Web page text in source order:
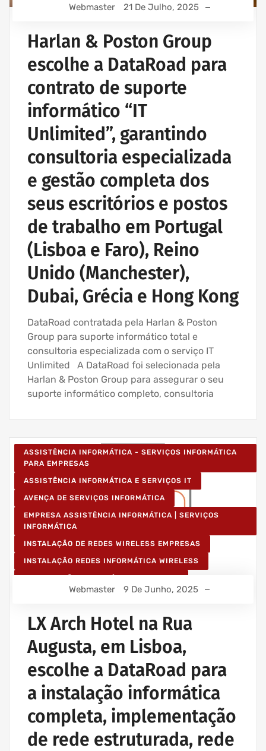
IT UNLIMITED - SERVIÇOS INFORMÁTICA
Webmaster 21 De Julho, 2025
Harlan & Poston Group
escolhe a DataRoad para
contrato de suporte
informático “IT
Unlimited”, garantindo
consultoria especializada
e gestão completa dos
seus escritórios e postos
de trabalho em Portugal
(Lisboa e Faro), Reino
Unido (Manchester),
Dubai, Grécia e Hong Kong
DataRoad contratada pela Harlan & Poston
Group para suporte informático total e
consultoria especializada com o serviço IT
Unlimited A DataRoad foi selecionada pela
Harlan & Poston Group para assegurar o seu
suporte informático completo, consultoria
ASSISTÊNCIA INFORMÁTICA - SERVIÇOS INFORMÁTICA
PARA EMPRESAS
ASSISTÊNCIA INFORMÁTICA E SERVIÇOS IT
AVENÇA DE SERVIÇOS INFORMÁTICA
EMPRESA ASSISTÊNCIA INFORMÁTICA | SERVIÇOS
INFORMÁTICA
INSTALAÇÃO DE REDES WIRELESS EMPRESAS
INSTALAÇÃO REDES INFORMÁTICA WIRELESS
PROJETOS CABLAGEM E REDES INFORMÁTICA
REDE ESTRUTURADA INFORMÁTICA
Webmaster 9 De Junho, 2025
LX Arch Hotel na Rua
Augusta, em Lisboa,
escolhe a DataRoad para
a instalação informática
completa, implementação
de rede estruturada, rede